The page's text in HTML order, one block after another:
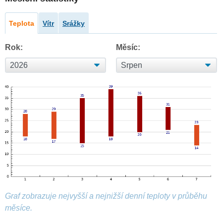
Teplota Vítr Srážky
Rok: Měsíc:
Graf zobrazuje nejvyšší a nejnižší denní teploty v průběhu
měsíce.